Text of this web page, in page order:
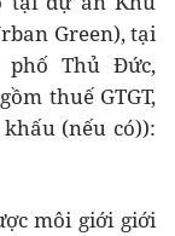
Green), tại
phố Thủ Đức,
thuế GTGT,
(nếu có)):
môi giới giới